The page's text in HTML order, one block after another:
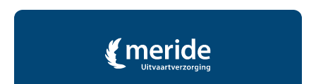
Contactgegevens en footer menu van Meride